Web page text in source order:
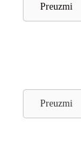
Preuzmi
Preuzmi